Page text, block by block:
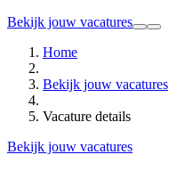
Bekijk jouw vacatures
Home
Bekijk jouw vacatures
Vacature details
Bekijk jouw vacatures